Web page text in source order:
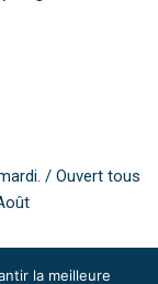
/ Ouvert tous
la meilleure